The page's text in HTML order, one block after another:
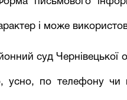
і може
суд Чернівецької
усно, по телефону чи